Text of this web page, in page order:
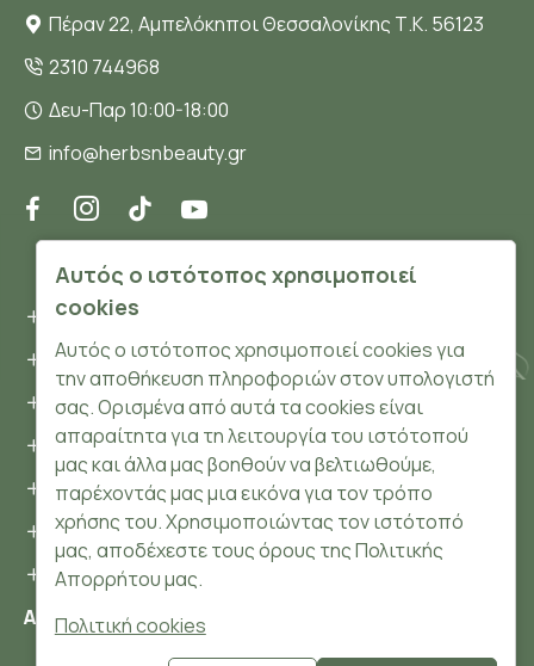
Πέραν 22, Αμπελόκηποι Θεσσαλονίκης Τ.Κ. 56123
2310 744968
Δευ-Παρ 10:00-18:00
info@herbsnbeauty.gr
ΠΛΗΡΟΦΟΡΊΕΣ
Όροι και συνθήκες
Προσωπικά δεδομένα
Ασφάλεια
Τρόποι Πληρωμής
Τρόποι Αποστολής
Επιστροφές Προϊόντων
Cookies
Αριθμός ΓΕΜΗ: 148204106000
Αυτός ο ιστότοπος χρησιμοποιεί
cookies
Αυτός ο ιστότοπος χρησιμοποιεί cookies για
την αποθήκευση πληροφοριών στον υπολογιστή
σας. Ορισμένα από αυτά τα cookies είναι
απαραίτητα για τη λειτουργία του ιστότοπού
μας και άλλα μας βοηθούν να βελτιωθούμε,
παρέχοντάς μας μια εικόνα για τον τρόπο
χρήσης του. Χρησιμοποιώντας τον ιστότοπό
μας, αποδέχεστε τους όρους της Πολιτικής
Απορρήτου μας.
Πολιτική cookies